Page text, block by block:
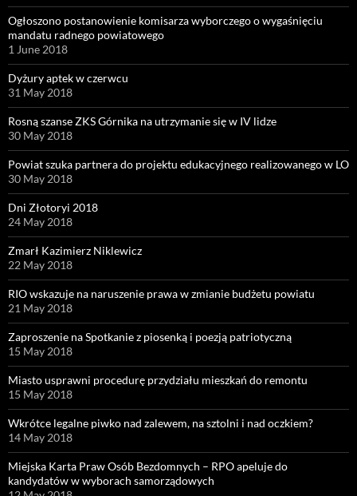
Ogłoszono postanowienie komisarza wyborczego o wygaśnięciu
mandatu radnego powiatowego
1 June 2018
Dyżury aptek w czerwcu
31 May 2018
Rosną szanse ZKS Górnika na utrzymanie się w IV lidze
30 May 2018
Powiat szuka partnera do projektu edukacyjnego realizowanego w LO
30 May 2018
Dni Złotoryi 2018
24 May 2018
Zmarł Kazimierz Niklewicz
22 May 2018
RIO wskazuje na naruszenie prawa w zmianie budżetu powiatu
21 May 2018
Zaproszenie na Spotkanie z piosenką i poezją patriotyczną
15 May 2018
Miasto usprawni procedurę przydziału mieszkań do remontu
15 May 2018
Wkrótce legalne piwko nad zalewem, na sztolni i nad oczkiem?
14 May 2018
Miejska Karta Praw Osób Bezdomnych – RPO apeluje do
kandydatów w wyborach samorządowych